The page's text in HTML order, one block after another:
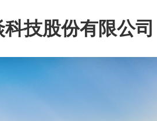
科技股份有限公司